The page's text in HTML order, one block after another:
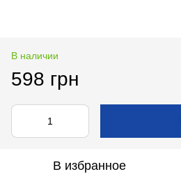
В наличии
598 грн
В избранное